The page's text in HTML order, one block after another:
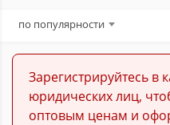
Расходники для
по популярности
Зарегистрируйтесь в
юридических лиц,
оптовым ценам и